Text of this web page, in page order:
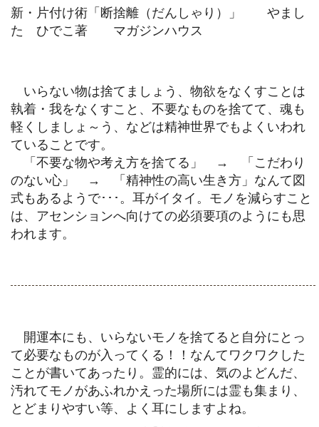
新・片付け術「断捨離（だんしゃり）」 やまし
た ひでこ著 マガジンハウス
いらない物は捨てましょう、物欲をなくすことは
執着・我をなくすこと、不要なものを捨てて、魂も
軽くしましょ～う、などは精神世界でもよくいわれ
ていることです。
「不要な物や考え方を捨てる」 → 「こだわり
のない心」 → 「精神性の高い生き方」なんて図
式もあるようで･･･。耳がイタイ。モノを減らすこと
は、アセンションへ向けての必須要項のようにも思
われます。
開運本にも、いらないモノを捨てると自分にとっ
て必要なものが入ってくる！！なんてワクワクした
ことが書いてあったり。霊的には、気のよどんだ、
汚れてモノがあふれかえった場所には霊も集まり、
とどまりやすい等、よく耳にしますよね。